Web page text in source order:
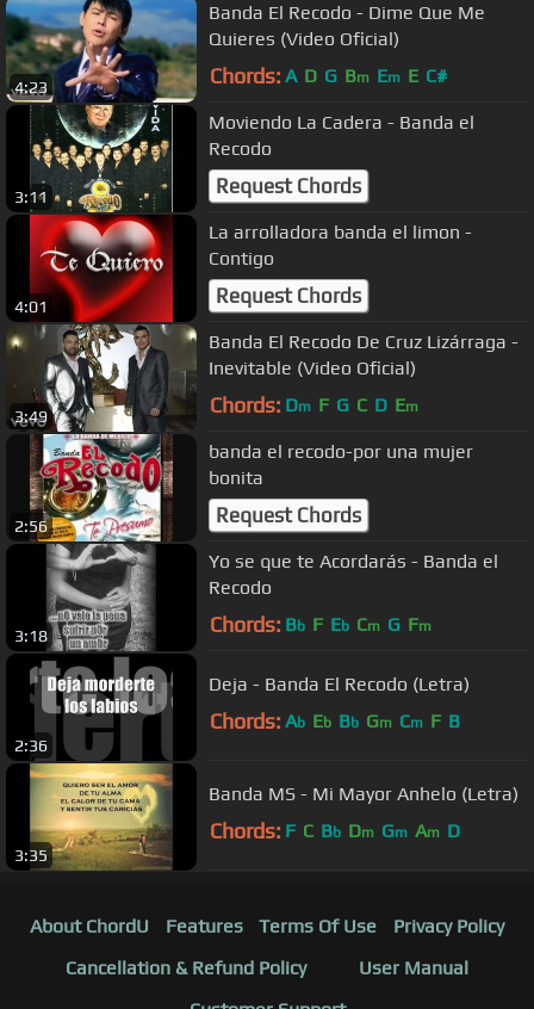
4:23
Banda El Recodo - Dime Que Me
Quieres (Video Oficial)
Chords: A D G Bm Em E C#
3:11
Moviendo La Cadera - Banda el
Recodo
Request Chords
4:01
La arrolladora banda el limon -
Contigo
Request Chords
3:49
Banda El Recodo De Cruz Lizárraga -
Inevitable (Video Oficial)
Chords: Dm F G C D Em
2:56
banda el recodo-por una mujer
bonita
Request Chords
3:18
Yo se que te Acordarás - Banda el
Recodo
Chords: Bb F Eb Cm G Fm
2:36
Deja - Banda El Recodo (Letra)
Chords: Ab Eb Bb Gm Cm F B
3:35
Banda MS - Mi Mayor Anhelo (Letra)
Chords: F C Bb Dm Gm Am D
About ChordU Features Terms Of Use
Privacy Policy
Cancellation & Refund Policy
User Manual